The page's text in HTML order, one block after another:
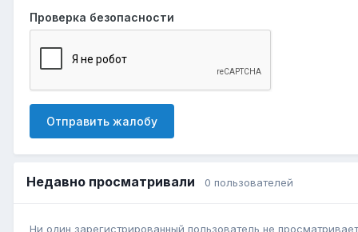
Проверка безопасности
Отправить жалобу
Недавно просматривали 0 пользователей
Ни один зарегистрированный пользователь не